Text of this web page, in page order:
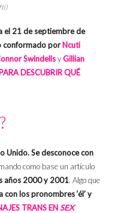
el 21 de septiembre de
conformado porNcuti
SwindellsyGillian
DESCUBRIR QUÉ
Unido. Se desconoce con
como base un artículo
años 2000 y 2001. Algo que
con los pronombres ‘él’ y
TRANS ENSEX